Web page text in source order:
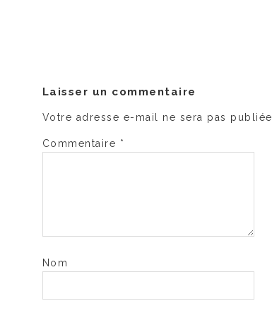
Laisser un commentaire
Votre adresse e-mail ne sera pas publiée.
Commentaire *
Nom